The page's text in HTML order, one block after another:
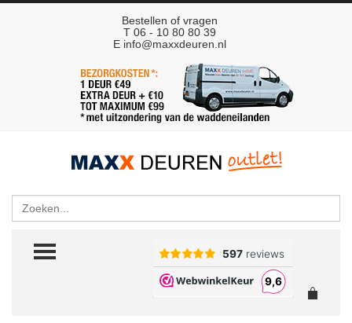
Bestellen of vragen
T 06 - 10 80 80 39
E info@maxxdeuren.nl
Zoeken
TOGGLE MENU